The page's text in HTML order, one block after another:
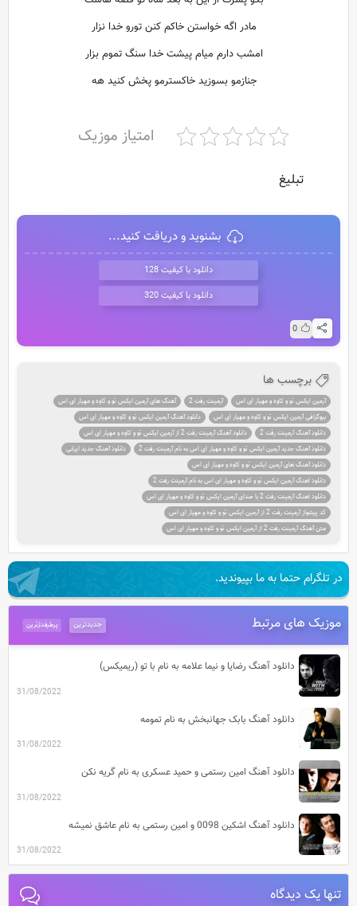
مادر اگه خواستن خاکم کنن تورو خدا نزار
امشب دارم میام پیشت خدا سنگ تموم بزار
جنازمو بسوزید خاکسترمو پخش کنید هه
امتیاز موزیک
تبلیغ
بشنوید و دریافت کنید...
دانلود با کیفیت 128
دانلود با کیفیت 320
0
برچسب ها
آرمین ایکس تو و کاوه و مهیار ای اس آرمینت رفت 2
آهنگ های آرمین ایکس تو و کاوه و مهیار ای اس
بیوگرافی آرمین ایکس تو و کاوه و مهیار ای اس
دانلود آهنگ آرمین ایکس تو و کاوه و مهیار ای اس
دانلود آهنگ آرمینت رفت 2
دانلود آهنگ آرمینت رفت 2 از آرمین ایکس تو و کاوه و مهیار ای اس
دانلود آهنگ جدید آرمین ایکس تو و کاوه و مهیار ای اس به نام آرمینت رفت 2
دانلود آهنگ جدید ایرانی
دانلود آهنگ های آرمین ایکس تو و کاوه و مهیار ای اس
دانلود اهنگ آرمین ایکس تو و کاوه و مهیار ای اس به نام آرمینت رفت 2
دانلود اهنگ آرمینت رفت 2 با صدای آرمین ایکس تو و کاوه و مهیار ای اس
کد پیشواز آرمینت رفت 2 از آرمین ایکس تو و کاوه و مهیار ای اس
متن آهنگ آرمینت رفت 2 از آرمین ایکس تو و کاوه و مهیار ای اس
در تلگرام حتما به ما بپیوندید.
موزیک های مرتبط پرطرفدارترین جدیدترین
دانلود آهنگ رضایا و نیما علامه به نام با تو (ریمیکس)
31/08/2022
دانلود آهنگ بابک جهانبخش به نام تمومه
31/08/2022
دانلود آهنگ امین رستمی و حمید عسکری به نام گریه نکن
31/08/2022
دانلود آهنگ اشکین 0098 و امین رستمی به نام عاشق نمیشه
31/08/2022
تنها يک ديدگاه